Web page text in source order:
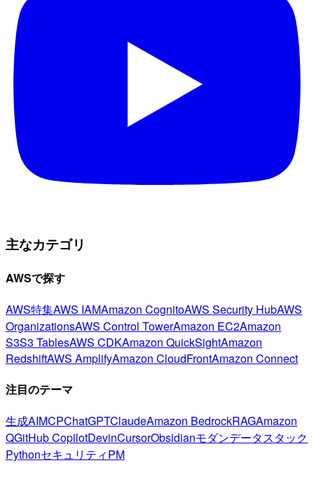
主なカテゴリ
AWSで探す
AWS特集AWS IAMAmazon CognitoAWS Security HubAWS
OrganizationsAWS Control TowerAmazon EC2Amazon
S3S3 TablesAWS CDKAmazon QuickSightAmazon
RedshiftAWS AmplifyAmazon CloudFrontAmazon Connect
注目のテーマ
生成AIMCPChatGPTClaudeAmazon BedrockRAGAmazon
QGitHub CopilotDevinCursorObsidianモダンデータスタック
PythonセキュリティPM